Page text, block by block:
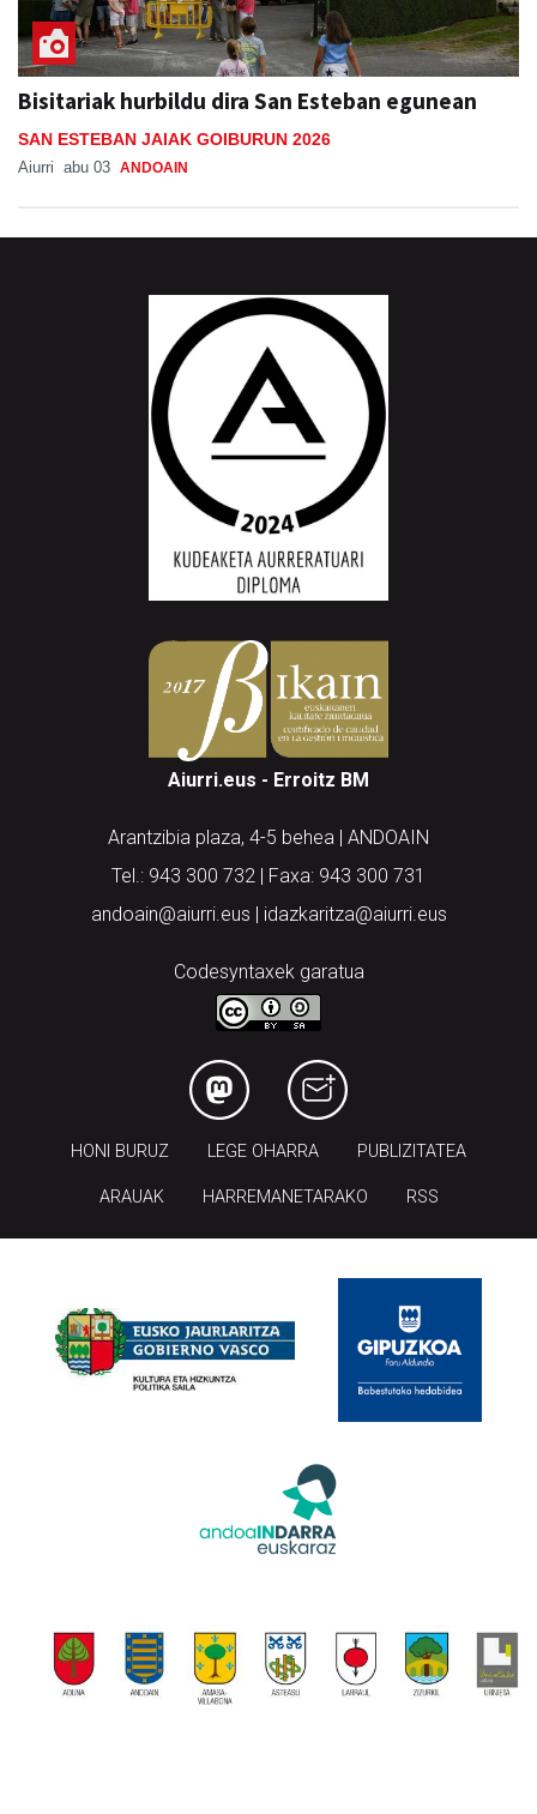
Bisitariak hurbildu dira San Esteban egunean
SAN ESTEBAN JAIAK GOIBURUN 2026
Aiurri abu 03 ANDOAIN
Aiurri.eus - Erroitz BM
Arantzibia plaza, 4-5 behea | ANDOAIN
Tel.: 943 300 732 | Faxa: 943 300 731
andoain@aiurri.eus | idazkaritza@aiurri.eus
Codesyntaxek garatua
HONI BURUZ LEGE OHARRA PUBLIZITATEA
ARAUAK HARREMANETARAKO RSS